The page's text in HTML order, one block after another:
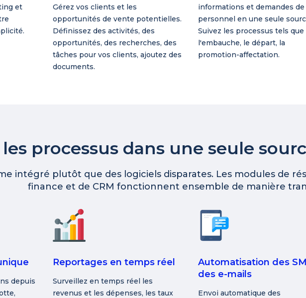
et
Gérez vos clients et les
opportunités de vente potentielles.
Définissez des activités, des
opportunités, des recherches, des
tâches pour vos clients, ajoutez des
documents.
informations et demandes
personnel en une seule
Suivez les processus tels que
l'embauche, le départ, la
promotion-affectation.
les processus dans une seule
intégré plutôt que des logiciels disparates. Les modules de
finance et de CRM fonctionnent ensemble de manière
depuis
Reportages en temps réel
Surveillez en temps réel les
revenus et les dépenses, les taux
Automatisation des
des e-mails
Envoi automatique des